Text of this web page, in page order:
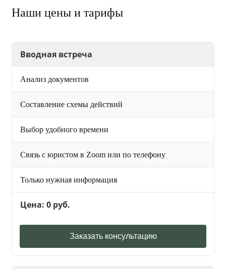
Наши цены и тарифы
Вводная встреча
Анализ документов
Составление схемы действий
Выбор удобного времени
Связь с юристом в Zoom или по телефону
Только нужная информация
Цена: 0 руб.
Заказать консультацию